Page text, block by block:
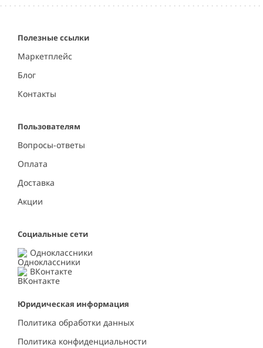
Полезные ссылки
Маркетплейс
Блог
Контакты
Пользователям
Вопросы-ответы
Оплата
Доставка
Акции
Социальные сети
Одноклассники
ВКонтакте
Юридическая информация
Политика обработки данных
Политика конфиденциальности